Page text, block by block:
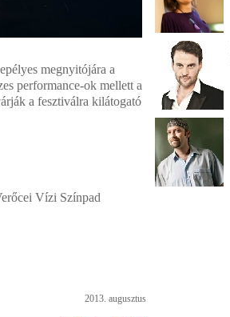
megnyitójára a
performance-ok mellett a
a fesztiválra kilátogató
Vízi Színpad
2013. augusztus